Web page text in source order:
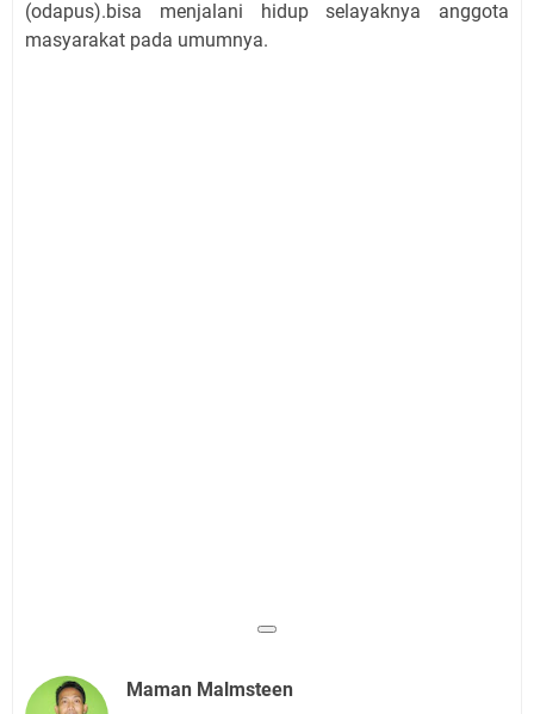
(odapus).bisa menjalani hidup selayaknya anggota
masyarakat pada umumnya.
Maman Malmsteen